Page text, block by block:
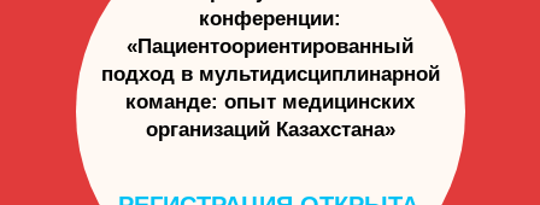
конференции:
«Пациентоориентированный
подход в мультидисциплинарной
команде: опыт медицинских
организаций Казахстана»